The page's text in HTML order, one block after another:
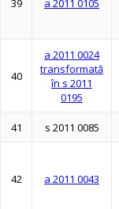
39 a 2011 0105
40
a 2011 0024
transformată
în s 2011
0195
41 s 2011 0085
42 a 2011 0043